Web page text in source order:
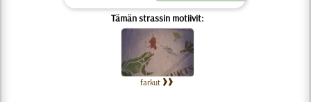
Tämän strassin motiivit:
farkut